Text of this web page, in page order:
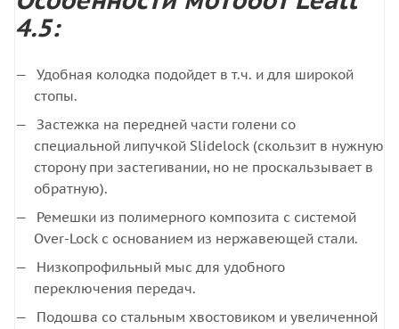
4.5:
Удобная колодка подойдет в т.ч. и для широкой
стопы.
Застежка на передней части голени со
специальной липучкой Slidelock (скользит в нужную
сторону при застегивании, но не проскальзывает в
обратную).
Ремешки из полимерного композита с системой
Over-Lock с основанием из нержавеющей стали.
Низкопрофильный мыс для удобного
переключения передач.
Подошва со стальным хвостовиком и увеличенной